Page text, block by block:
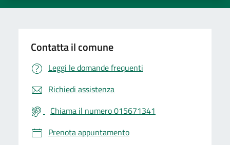
Contatta il comune
Leggi le domande frequenti
Richiedi assistenza
Chiama il numero 015671341
Prenota appuntamento